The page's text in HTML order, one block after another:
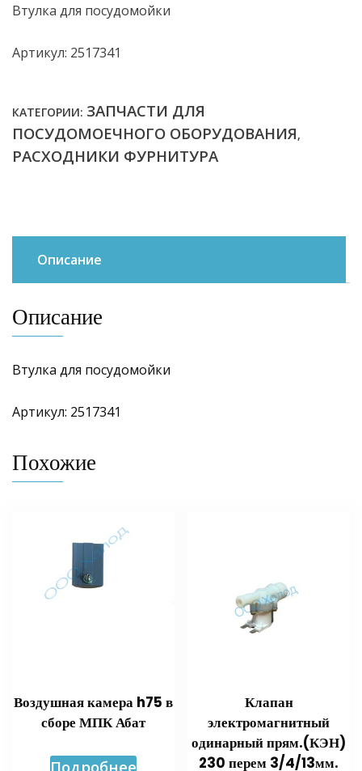
Втулка для посудомойки
Артикул: 2517341
КАТЕГОРИИ: ЗАПЧАСТИ ДЛЯ
ПОСУДОМОЕЧНОГО ОБОРУДОВАНИЯ,
РАСХОДНИКИ ФУРНИТУРА
Описание
Описание
Втулка для посудомойки
Артикул: 2517341
Похожие
Воздушная камера h75 в
сборе МПК Абат
Подробнее
Клапан
электромагнитный
одинарный прям.(КЭН)
230 перем 3/4/13мм.